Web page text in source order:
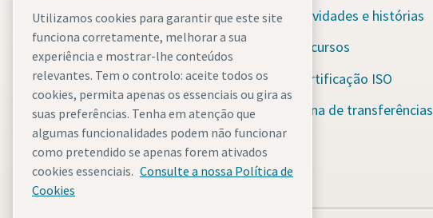
Apoio de emergência 24 horas por
dia, 7 dias por semana
Os nossos serviços
Frota
Indústrias
Porquê alugar?
Novidades e histórias
Recursos
Certificação ISO
Zona de transferências
Utilizamos cookies para garantir que este site
funciona corretamente, melhorar a sua
experiência e mostrar-lhe conteúdos
relevantes. Tem o controlo: aceite todos os
cookies, permita apenas os essenciais ou gira as
suas preferências. Tenha em atenção que
algumas funcionalidades podem não funcionar
como pretendido se apenas forem ativados
cookies essenciais. Consulte a nossa Política de
Cookies